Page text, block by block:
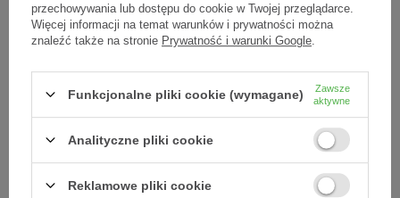
Bioderma Sensibio H2O,
54,51 zł
0,22 zł / ml
Bioderma Sensibio H2O,
53,30 zł
0,11 zł / szt.
przechowywania lub dostępu do cookie w Twojej przeglądarce.
Więcej informacji na temat warunków i prywatności można
znaleźć także na stronie Prywatność i warunki Google
Funkcjonalne pliki cookie (wymagane)
Zawsze
aktywne
Analityczne pliki cookie
Reklamowe pliki cookie